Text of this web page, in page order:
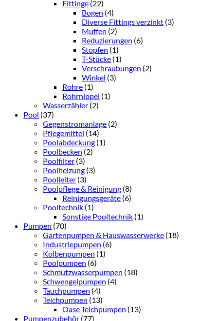
Fittinge (22)
Bogen (4)
Diverse Fittings verzinkt (3)
Muffen (2)
Reduzierungen (6)
Stopfen (1)
T-Stücke (1)
Verschraubungen (2)
Winkel (3)
Rohre (1)
Rohrnippel (1)
Wasserzähler (2)
Pool (37)
Gegenstromanlage (2)
Pflegemittel (14)
Poolabdeckung (1)
Poolbecken (2)
Poolfilter (3)
Poolheizung (3)
Poolleiter (3)
Poolpflege & Reinigung (8)
Reinigungsgeräte (6)
Pooltechnik (1)
Sonstige Pooltechnik (1)
Pumpen (70)
Gartenpumpen & Hauswasserwerke (18)
Industriepumpen (6)
Kolbenpumpen (1)
Poolpumpen (6)
Schmutzwasserpumpen (18)
Schwengelpumpen (4)
Tauchpumpen (4)
Teichpumpen (13)
Oase Teichpumpen (13)
Pumpenzubehör (77)